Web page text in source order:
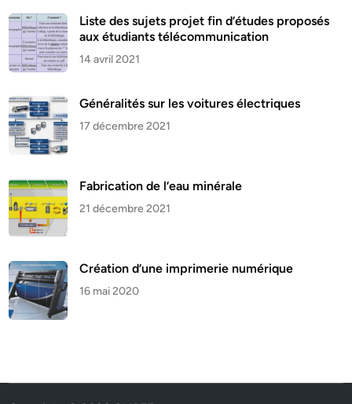
Liste des sujets projet fin d’études proposés
aux étudiants télécommunication
14 avril 2021
Généralités sur les voitures électriques
17 décembre 2021
Fabrication de l’eau minérale
21 décembre 2021
Création d’une imprimerie numérique
16 mai 2020